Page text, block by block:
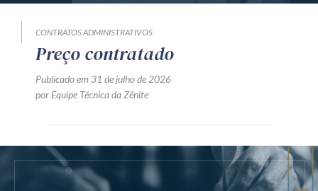
CONTRATOS ADMINISTRATIVOS
Preço contratado
Publicado em 31 de julho de 2026
por Equipe Técnica da Zênite